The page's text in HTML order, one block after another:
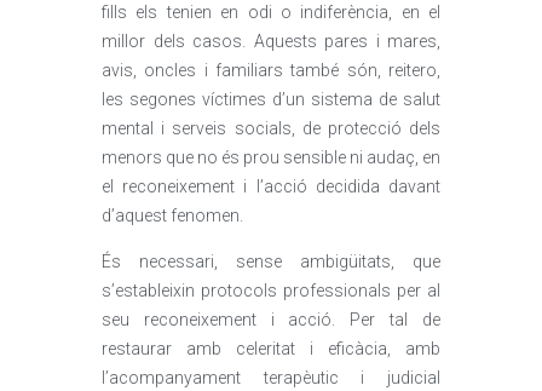
fills els tenien en odi o indiferència, en el
millor dels casos. Aquests pares i mares,
avis, oncles i familiars també són, reitero,
les segones víctimes d’un sistema de salut
mental i serveis socials, de protecció dels
menors que no és prou sensible ni audaç, en
el reconeixement i l’acció decidida davant
d’aquest fenomen.
És necessari, sense ambigüitats, que
s’estableixin protocols professionals per al
seu reconeixement i acció. Per tal de
restaurar amb celeritat i eficàcia, amb
l’acompanyament terapèutic i judicial